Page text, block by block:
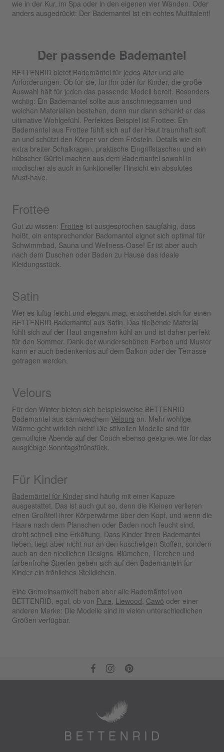
wie in der Kur, im Spa oder in den eigenen vier Wänden. Oder
anders ausgedrückt: Der Bademantel ist ein echtes Multitalent!
Der passende Bademantel
BETTENRID bietet Bademäntel für jedes Alter und alle
Anforderungen. Ob für sie, für ihn oder für Kinder, die große
Auswahl hält für jeden das passende Modell bereit. Besonders
wichtig: Ein Bademantel sollte aus anschmiegsamen und
weichen Materialien bestehen, denn nur dann schenkt er das
ultimative Wohlgefühl. Perfektes Beispiel ist Frottee: Ein
Bademantel aus Frottee fühlt sich auf der Haut traumhaft soft
an und schützt den Körper vor dem Frösteln. Details wie ein
extra breiter Schalkragen, praktische Eingriffstaschen und ein
hübscher Gürtel machen aus dem Bademantel sowohl in
modischer als auch in funktioneller Hinsicht ein absolutes
Must-have.
Frottee
Gut zu wissen: Frottee ist ausgesprochen saugfähig, dass
heißt, ein entsprechender Bademantel eignet sich optimal für
Schwimmbad, Sauna und Wellness-Oase! Er ist aber auch
nach dem Duschen oder Baden zu Hause das ideale
Kleidungsstück.
Satin
Wer es luftig-leicht und elegant mag, entscheidet sich für einen
BETTENRID Bademantel aus Satin. Das fließende Material
fühlt sich auf der Haut angenehm kühl an und ist daher perfekt
für den Sommer. Dank der wunderschönen Farben und Muster
kann er auch bedenkenlos auf dem Balkon oder der Terrasse
getragen werden.
Velours
Für den Winter bieten sich beispielsweise BETTENRID
Bademäntel aus samtweichem Velours an. Mehr wohlige
Wärme geht wirklich nicht! Die stilvollen Modelle sind für
gemütliche Abende auf der Couch ebenso geeignet wie für das
ausgiebige Sonntagsfrühstück.
Für Kinder
Bademäntel für Kinder sind häufig mit einer Kapuze
ausgestattet. Das ist auch gut so, denn die Kleinen verlieren
einen Großteil ihrer Körperwärme über den Kopf, und wenn die
Haare nach dem Planschen oder Baden noch feucht sind,
droht schnell eine Erkältung. Dass Kinder ihren Bademantel
lieben, liegt aber nicht nur an den kuscheligen Stoffen, sondern
auch an den niedlichen Designs. Blümchen, Tierchen und
farbenfrohe Streifen geben sich auf den Bademänteln für
Kinder ein fröhliches Stelldichein.
Eine Gemeinsamkeit haben aber alle Bademäntel von
BETTENRID, egal, ob von Pure, Liewood, Cawö oder einer
anderen Marke: Die Modelle sind in vielen unterschiedlichen
Größen verfügbar.